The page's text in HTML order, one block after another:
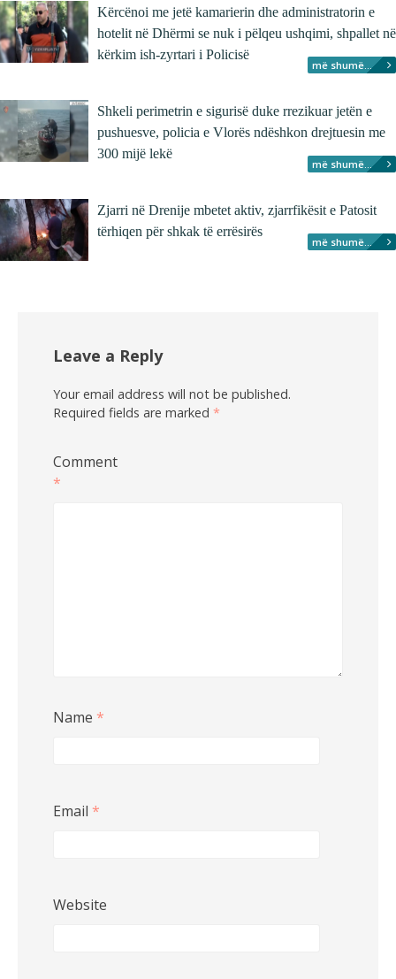
Kërcënoi me jetë kamarierin dhe administratorin e
hotelit në Dhërmi se nuk i pëlqeu ushqimi, shpallet në
kërkim ish-zyrtari i Policisë
më shumë...
Shkeli perimetrin e sigurisë duke rrezikuar jetën e
pushuesve, policia e Vlorës ndëshkon drejtuesin me
300 mijë lekë
më shumë...
Zjarri në Drenije mbetet aktiv, zjarrfikësit e Patosit
tërhiqen për shkak të errësirës
më shumë...
Leave a Reply
Your email address will not be published.
Required fields are marked *
Comment
*
Name *
Email *
Website